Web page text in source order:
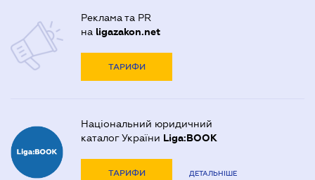
Реклама та PR
на ligazakon.net
ТАРИФИ
Національний юридичний
каталог України Liga:BOOK
ТАРИФИ ДЕТАЛЬНІШЕ